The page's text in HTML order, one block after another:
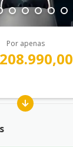
Por apenas